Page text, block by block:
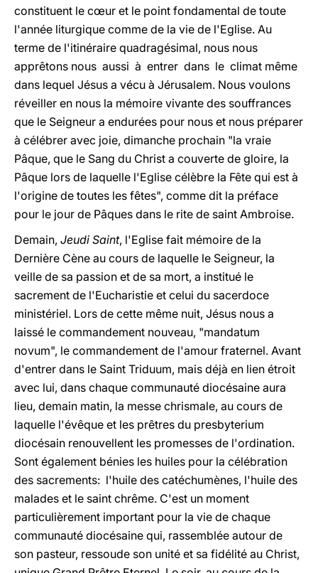
constituent le cœur et le point fondamental de toute
l'année liturgique comme de la vie de l'Eglise. Au
terme de l'itinéraire quadragésimal, nous nous
apprêtons nous aussi à entrer dans le climat même
dans lequel Jésus a vécu à Jérusalem. Nous voulons
réveiller en nous la mémoire vivante des souffrances
que le Seigneur a endurées pour nous et nous préparer
à célébrer avec joie, dimanche prochain "la vraie
Pâque, que le Sang du Christ a couverte de gloire, la
Pâque lors de laquelle l'Eglise célèbre la Fête qui est à
l'origine de toutes les fêtes", comme dit la préface
pour le jour de Pâques dans le rite de saint Ambroise.
Demain, Jeudi Saint, l'Eglise fait mémoire de la
Dernière Cène au cours de laquelle le Seigneur, la
veille de sa passion et de sa mort, a institué le
sacrement de l'Eucharistie et celui du sacerdoce
ministériel. Lors de cette même nuit, Jésus nous a
laissé le commandement nouveau, "mandatum
novum", le commandement de l'amour fraternel. Avant
d'entrer dans le Saint Triduum, mais déjà en lien étroit
avec lui, dans chaque communauté diocésaine aura
lieu, demain matin, la messe chrismale, au cours de
laquelle l'évêque et les prêtres du presbyterium
diocésain renouvellent les promesses de l'ordination.
Sont également bénies les huiles pour la célébration
des sacrements: l'huile des catéchumènes, l'huile des
malades et le saint chrême. C'est un moment
particulièrement important pour la vie de chaque
communauté diocésaine qui, rassemblée autour de
son pasteur, ressoude son unité et sa fidélité au Christ,